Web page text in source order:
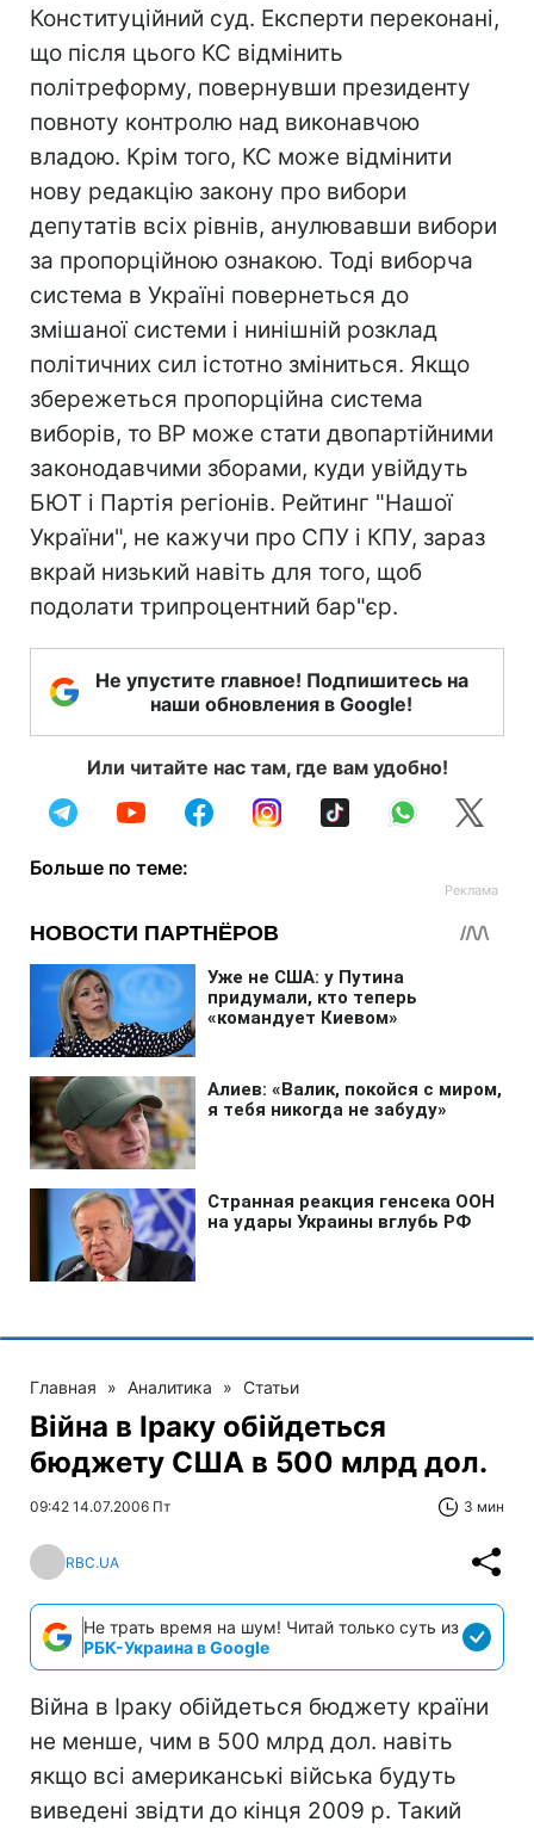
Конституційний суд. Експерти переконані,
що після цього КС відмінить
політреформу, повернувши президенту
повноту контролю над виконавчою
владою. Крім того, КС може відмінити
нову редакцію закону про вибори
депутатів всіх рівнів, анулювавши вибори
за пропорційною ознакою. Тоді виборча
система в Україні повернеться до
змішаної системи і нинішній розклад
політичних сил істотно зміниться. Якщо
збережеться пропорційна система
виборів, то ВР може стати двопартійними
законодавчими зборами, куди увійдуть
БЮТ і Партія регіонів. Рейтинг "Нашої
України", не кажучи про СПУ і КПУ, зараз
вкрай низький навіть для того, щоб
подолати трипроцентний бар"єр.
Не упустите главное! Подпишитесь на
наши обновления в Google!
Или читайте нас там, где вам удобно!
Больше по теме:
Главная » Аналитика » Статьи
Війна в Іраку обійдеться
бюджету США в 500 млрд дол.
09:42 14.07.2006 Пт 3 мин
RBC.UA
Не трать время на шум! Читай только суть из
РБК-Украина в Google
Війна в Іраку обійдеться бюджету країни
не менше, чим в 500 млрд дол. навіть
якщо всі американські війська будуть
виведені звідти до кінця 2009 р. Такий